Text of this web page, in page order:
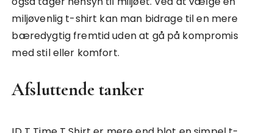
miljøvenlig t-shirt kan man bidrage til en mere
bæredygtig fremtid uden at gå på kompromis
med stil eller komfort.
Afsluttende tanker